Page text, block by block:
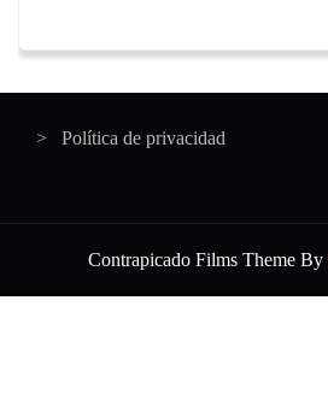
Política de privacidad
Contrapicado Films Theme By